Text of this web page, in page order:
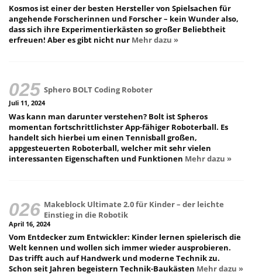
Kosmos ist einer der besten Hersteller von Spielsachen für
angehende Forscherinnen und Forscher – kein Wunder also,
dass sich ihre Experimentierkästen so großer Beliebtheit
erfreuen! Aber es gibt nicht nur Mehr dazu »
Sphero BOLT Coding Roboter
Juli 11, 2024
Was kann man darunter verstehen? Bolt ist Spheros
momentan fortschrittlichster App-fähiger Roboterball. Es
handelt sich hierbei um einen Tennisball großen,
appgesteuerten Roboterball, welcher mit sehr vielen
interessanten Eigenschaften und Funktionen Mehr dazu »
Makeblock Ultimate 2.0 für Kinder – der leichte
Einstieg in die Robotik
April 16, 2024
Vom Entdecker zum Entwickler: Kinder lernen spielerisch die
Welt kennen und wollen sich immer wieder ausprobieren.
Das trifft auch auf Handwerk und moderne Technik zu.
Schon seit Jahren begeistern Technik-Baukästen Mehr dazu »